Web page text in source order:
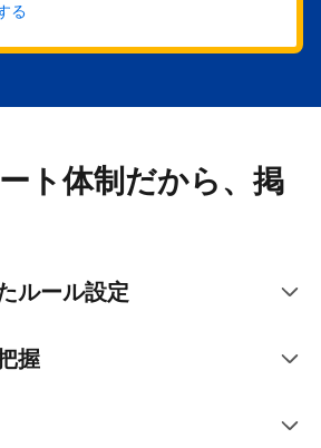
る
ト体制だから、掲
ルール設定
握